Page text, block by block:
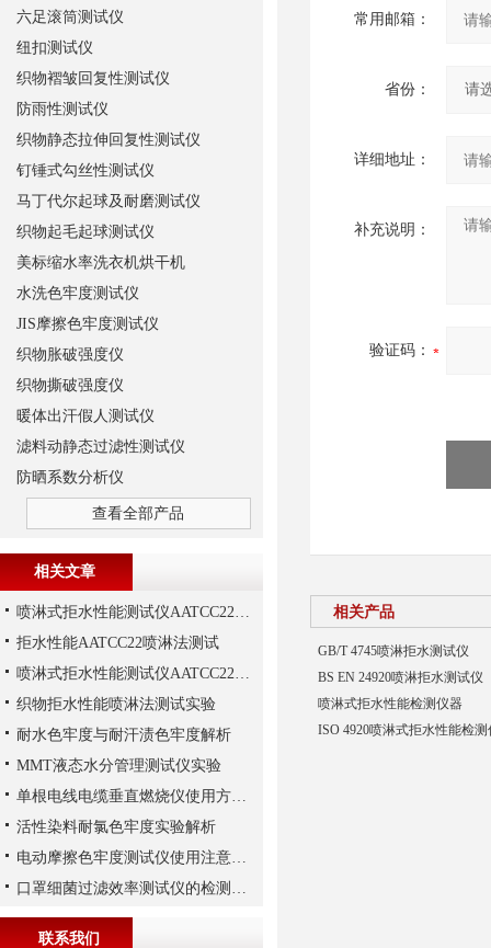
常用邮箱：
省份：
详细地址：
补充说明：
验证码：
相关产品
GB/T 4745喷淋拒水测试仪
BS EN 24920喷淋拒水测试仪
喷淋式拒水性能检测仪器
ISO 4920喷淋式拒水性能检测
六足滚筒测试仪
纽扣测试仪
织物褶皱回复性测试仪
防雨性测试仪
织物静态拉伸回复性测试仪
钉锤式勾丝性测试仪
马丁代尔起球及耐磨测试仪
织物起毛起球测试仪
美标缩水率洗衣机烘干机
水洗色牢度测试仪
JIS摩擦色牢度测试仪
织物胀破强度仪
织物撕破强度仪
暖体出汗假人测试仪
滤料动静态过滤性测试仪
防晒系数分析仪
查看全部产品
相关文章
喷淋式拒水性能测试仪AATCC22喷淋法
拒水性能AATCC22喷淋法测试
喷淋式拒水性能测试仪AATCC22喷淋法解析
织物拒水性能喷淋法测试实验
耐水色牢度与耐汗渍色牢度解析
MMT液态水分管理测试仪实验
单根电线电缆垂直燃烧仪使用方法，上海千实工程师说一说
活性染料耐氯色牢度实验解析
电动摩擦色牢度测试仪使用注意事项
口罩细菌过滤效率测试仪的检测标准是怎么样的呢？
联系我们